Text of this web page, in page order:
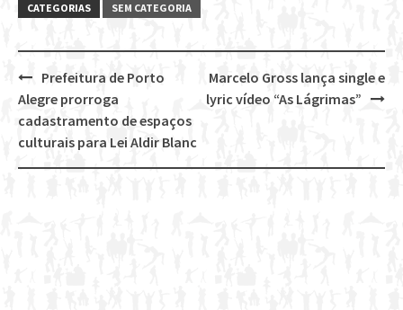
CATEGORIAS SEM CATEGORIA
Post
navigation
Marcelo Gross lança single e
lyric vídeo “As Lágrimas”
Prefeitura de Porto
Alegre prorroga
cadastramento de espaços
culturais para Lei Aldir Blanc